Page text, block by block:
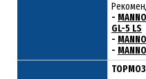
-
GL-5 LS
-
-